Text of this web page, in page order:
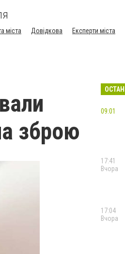
міста Довідкова
Експерти міста
зброю
09:01
17:41
Вчора
17:04
Вчора